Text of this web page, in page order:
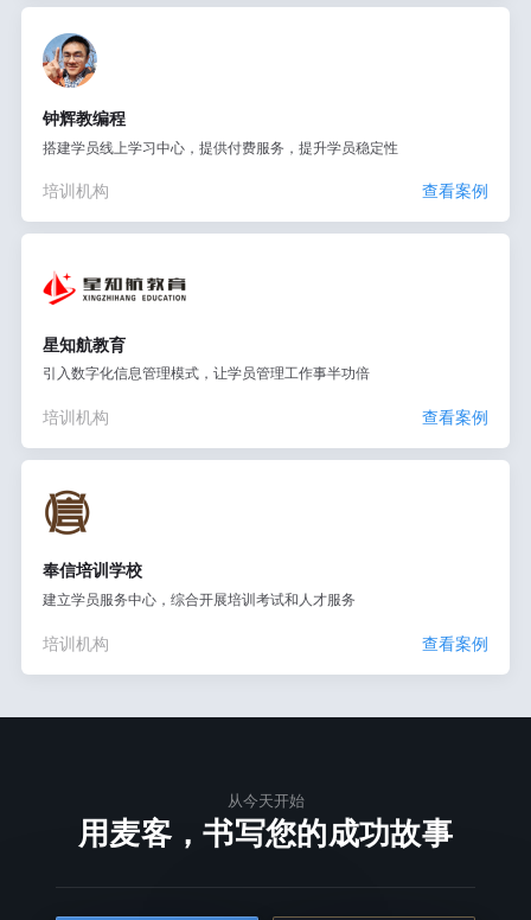
钟辉教编程
搭建学员线上学习中心，提供付费服务，提升学员稳定性
培训机构 查看案例
星知航教育
引入数字化信息管理模式，让学员管理工作事半功倍
培训机构 查看案例
奉信培训学校
建立学员服务中心，综合开展培训考试和人才服务
培训机构 查看案例
从今天开始
用麦客，书写您的成功故事